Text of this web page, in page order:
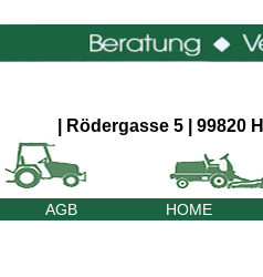
| Rödergasse 5 | 99820
AGB HOME